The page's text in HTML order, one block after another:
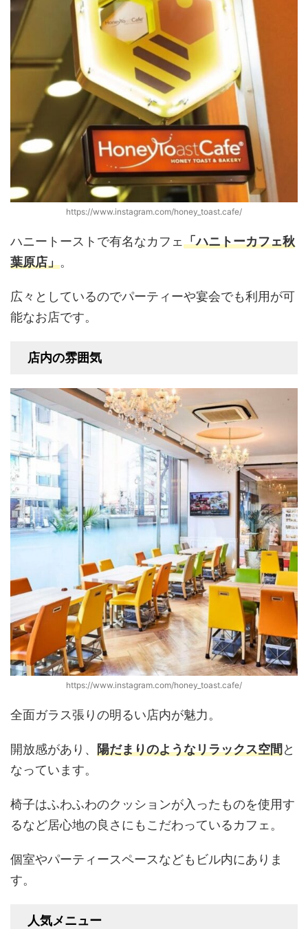
https://www.instagram.com/honey_toast.cafe/
ハニートーストで有名なカフェ「ハニトーカフェ秋
葉原店」。
広々としているのでパーティーや宴会でも利用が可
能なお店です。
店内の雰囲気
https://www.instagram.com/honey_toast.cafe/
全面ガラス張りの明るい店内が魅力。
開放感があり、 陽だまりのようなリラックス空間と
なっています。
椅子はふわふわのクッションが入ったものを使用す
るなど居心地の良さにもこだわっているカフェ。
個室やパーティースペースなどもビル内にありま
す。
人気メニュー